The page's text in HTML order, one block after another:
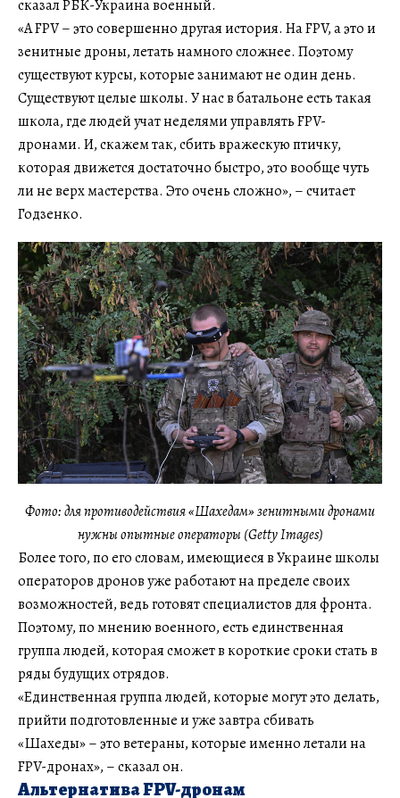
сказал РБК-Украина военный.
«А FPV – это совершенно другая история. На FPV, а это и
зенитные дроны, летать намного сложнее. Поэтому
существуют курсы, которые занимают не один день.
Существуют целые школы. У нас в батальоне есть такая
школа, где людей учат неделями управлять FPV-
дронами. И, скажем так, сбить вражескую птичку,
которая движется достаточно быстро, это вообще чуть
ли не верх мастерства. Это очень сложно», – считает
Годзенко.
Фото: для противодействия «Шахедам» зенитными дронами
нужны опытные операторы (Getty Images)
Более того, по его словам, имеющиеся в Украине школы
операторов дронов уже работают на пределе своих
возможностей, ведь готовят специалистов для фронта.
Поэтому, по мнению военного, есть единственная
группа людей, которая сможет в короткие сроки стать в
ряды будущих отрядов.
«Единственная группа людей, которые могут это делать,
прийти подготовленные и уже завтра сбивать
«Шахеды» – это ветераны, которые именно летали на
FPV-дронах», – сказал он.
Альтернатива FPV-дронам